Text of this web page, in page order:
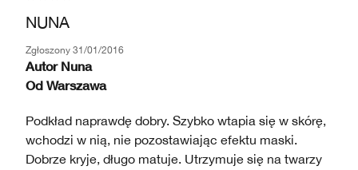
NUNA
Zgłoszony 31/01/2016
Autor Nuna
Od Warszawa
Podkład naprawdę dobry. Szybko wtapia się w skórę,
wchodzi w nią, nie pozostawiając efektu maski.
Dobrze kryje, długo matuje. Utrzymuje się na twarzy